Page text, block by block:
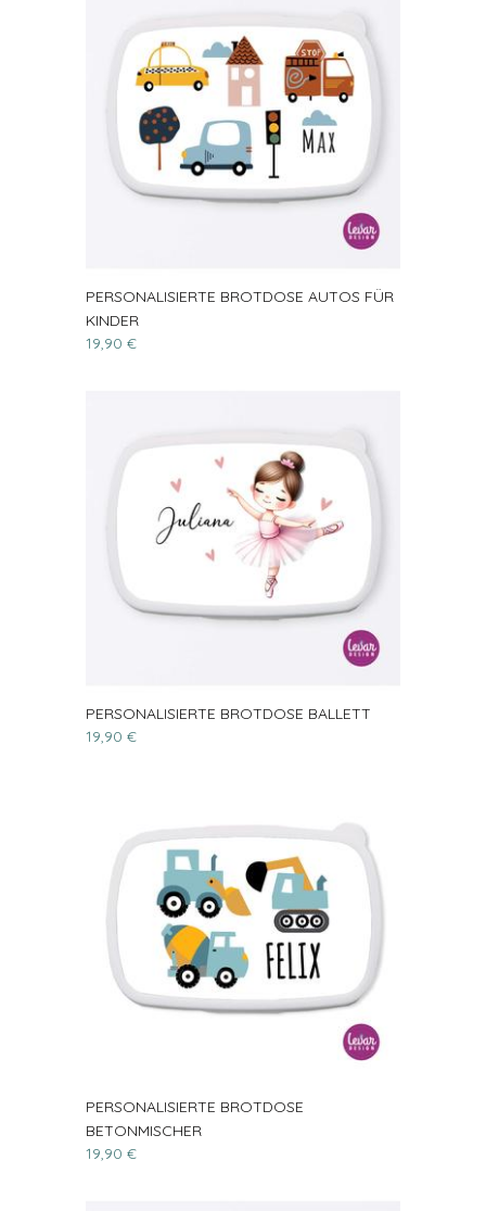
PERSONALISIERTE BROTDOSE AUTOS FÜR
KINDER
19,90 €
PERSONALISIERTE BROTDOSE BALLETT
19,90 €
PERSONALISIERTE BROTDOSE
BETONMISCHER
19,90 €